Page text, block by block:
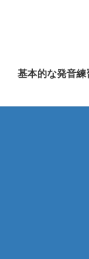
基本的な発音練